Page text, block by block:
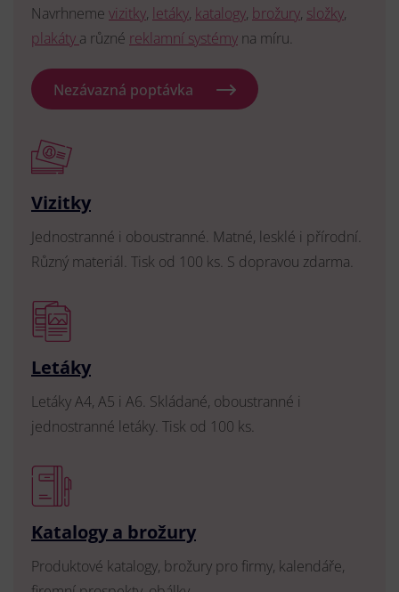
Navrhneme vizitky, letáky, katalogy, brožury, složky,
plakáty a různé reklamní systémy na míru.
Nezávazná poptávka
Vizitky
Jednostranné i oboustranné. Matné, lesklé i přírodní.
Různý materiál. Tisk od 100 ks. S dopravou zdarma.
Letáky
Letáky A4, A5 i A6. Skládané, oboustranné i
jednostranné letáky. Tisk od 100 ks.
Katalogy a brožury
Produktové katalogy, brožury pro firmy, kalendáře,